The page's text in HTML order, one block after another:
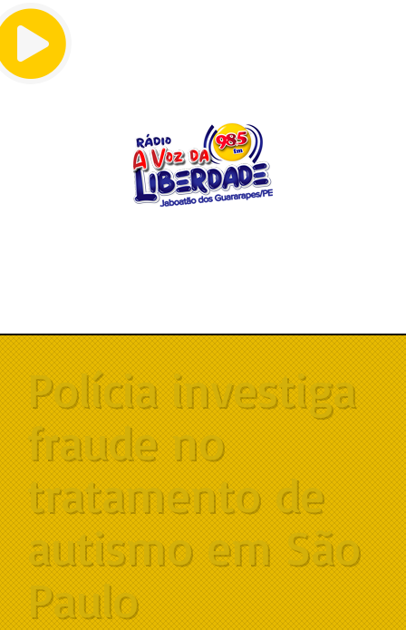
Polícia investiga
fraude no
tratamento de
autismo em São
Paulo